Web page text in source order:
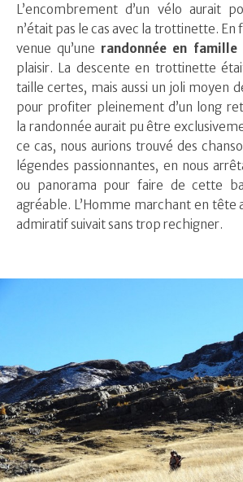
L’encombrement d’un vélo aurait
n’était pas le cas avec la trottinette. En
venue qu’une randonnée en famille
plaisir. La descente en trottinette
taille certes, mais aussi un joli moyen
pour profiter pleinement d’un long
la randonnée aurait pu être
ce cas, nous aurions trouvé des
légendes passionnantes, en nous
ou panorama pour faire de cette
agréable. L’Homme marchant en tête
admiratif suivait sans trop rechigner.